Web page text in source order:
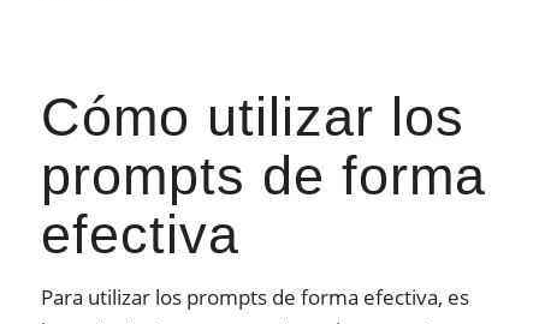
Cómo utilizar los
prompts de forma
efectiva
Para utilizar los prompts de forma efectiva, es